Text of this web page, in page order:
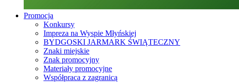
Promocja
Konkursy
Impreza na Wyspie Młyńskiej
BYDGOSKI JARMARK ŚWIĄTECZNY
Znaki miejskie
Znak promocyjny
Materiały promocyjne
Współpraca z zagranicą